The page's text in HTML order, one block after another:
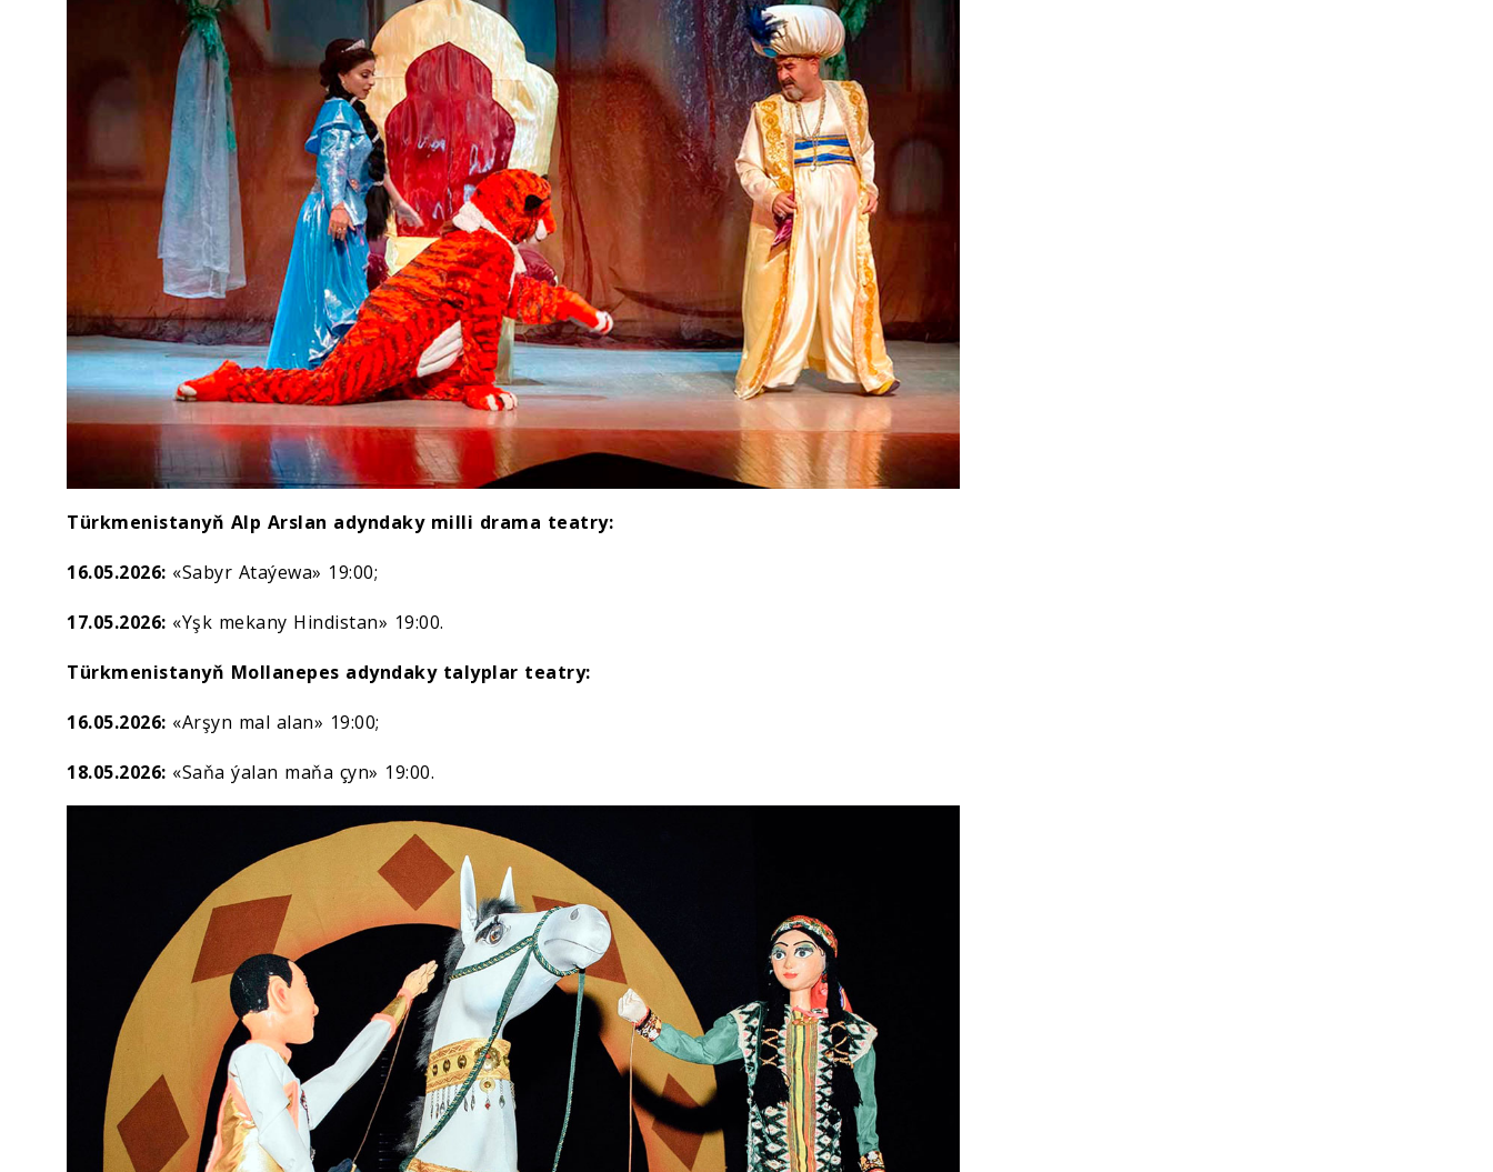
Türkmenistanyň Alp Arslan adyndaky milli drama teatry:
16.05.2026: «Sabyr Ataýewa» 19:00;
17.05.2026: «Yşk mekany Hindistan» 19:00.
Türkmenistanyň Mollanepes adyndaky talyplar teatry:
16.05.2026: «Arşyn mal alan» 19:00;
18.05.2026: «Saňa ýalan maňa çyn» 19:00.